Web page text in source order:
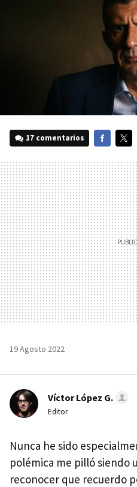
17 comentarios
19 Agosto 2022
Víctor López G.
Editor
Nunca he sido
polémica me pilló siendo
reconocer que recuerdo